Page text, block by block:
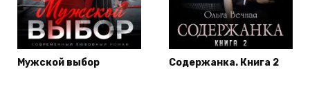
Мужской выбор Содержанка. Книга 2